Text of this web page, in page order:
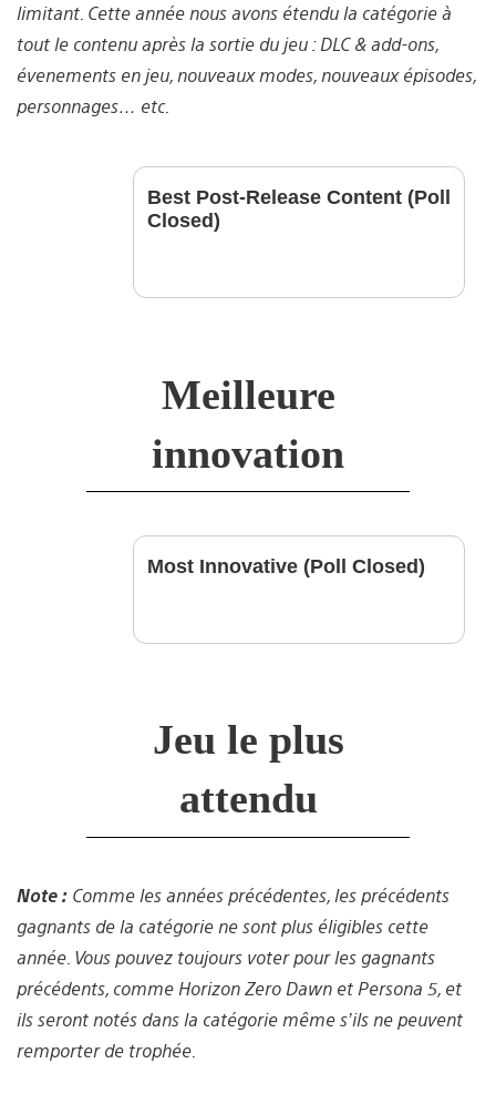
limitant. Cette année nous avons étendu la catégorie à
tout le contenu après la sortie du jeu : DLC & add-ons,
évenements en jeu, nouveaux modes, nouveaux épisodes,
personnages… etc.
Best Post-Release Content (Poll
Closed)
Meilleure
innovation
Most Innovative (Poll Closed)
Jeu le plus
attendu
Note : Comme les années précédentes, les précédents
gagnants de la catégorie ne sont plus éligibles cette
année. Vous pouvez toujours voter pour les gagnants
précédents, comme Horizon Zero Dawn et Persona 5, et
ils seront notés dans la catégorie même s’ils ne peuvent
remporter de trophée.